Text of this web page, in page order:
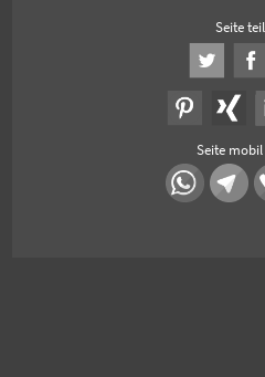
Seite
Seite